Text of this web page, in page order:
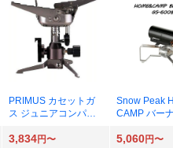
PRIMUS カセットガ
ス ジュニアコンパク
Snow Peak
CAMP バー
3,834円〜 5,060円〜